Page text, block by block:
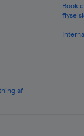
af
Book